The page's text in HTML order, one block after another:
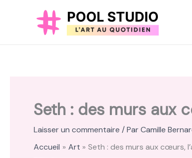
Seth : des murs aux
Laisser un commentaire / ParCamille
Accueil
Art Seth : des murs aux cœurs,